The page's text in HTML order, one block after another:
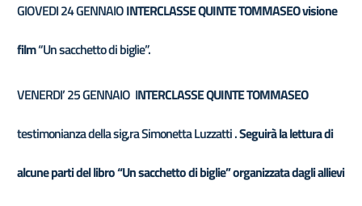
GIOVEDI 24 GENNAIOINTERCLASSE QUINTE TOMMASEO visione
film“Un sacchetto di biglie”.
VENERDI’ 25 GENNAIO INTERCLASSE QUINTE TOMMASEO
testimonianza della sig,ra Simonetta Luzzatti .Seguirà la lettura di
alcune parti del libro “Un sacchetto di biglie” organizzata dagli allievi